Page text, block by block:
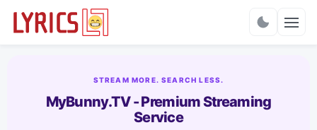
STREAM MORE. SEARCH LESS.
MyBunny.TV - Premium Streaming
Service